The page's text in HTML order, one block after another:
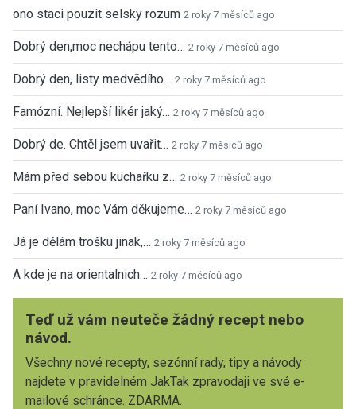
ono staci pouzit selsky rozum 2 roky 7 měsíců ago
Dobrý den,moc nechápu tento… 2 roky 7 měsíců ago
Dobrý den, listy medvědího… 2 roky 7 měsíců ago
Famózní. Nejlepší likér jaký… 2 roky 7 měsíců ago
Dobrý de. Chtěl jsem uvařit… 2 roky 7 měsíců ago
Mám před sebou kuchařku z… 2 roky 7 měsíců ago
Paní Ivano, moc Vám děkujeme… 2 roky 7 měsíců ago
Já je dělám trošku jinak,… 2 roky 7 měsíců ago
A kde je na orientalnich… 2 roky 7 měsíců ago
Teď už vám neuteče žádný recept nebo
návod.
Všechny nové recepty, sezónní rady, tipy a návody
najdete v pravidelném JakTak zpravodaji ve své e-
mailové schránce. ZDARMA.